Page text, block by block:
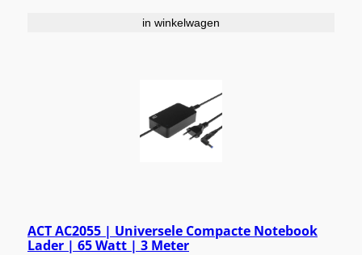
in winkelwagen
ACT AC2055 | Universele Compacte Notebook
Lader | 65 Watt | 3 Meter